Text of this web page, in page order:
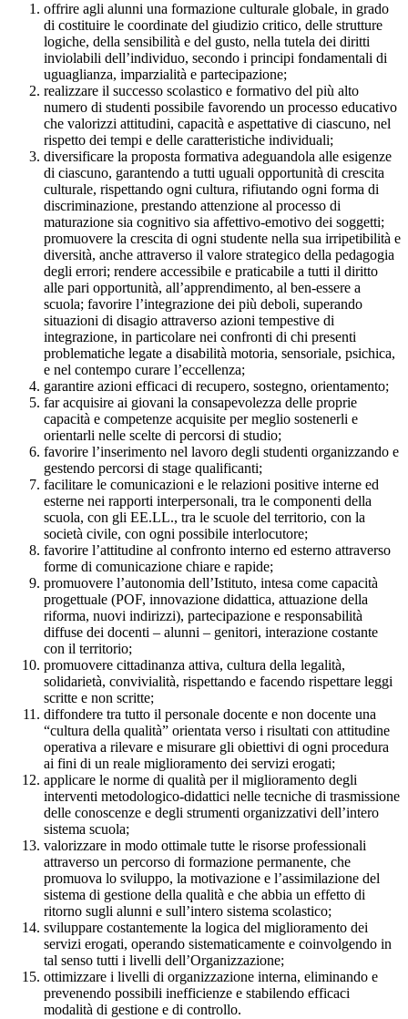
offrire agli alunni una formazione culturale globale, in grado
di costituire le coordinate del giudizio critico, delle strutture
logiche, della sensibilità e del gusto, nella tutela dei diritti
inviolabili dell’individuo, secondo i principi fondamentali di
uguaglianza, imparzialità e partecipazione;
realizzare il successo scolastico e formativo del più alto
numero di studenti possibile favorendo un processo educativo
che valorizzi attitudini, capacità e aspettative di ciascuno, nel
rispetto dei tempi e delle caratteristiche individuali;
diversificare la proposta formativa adeguandola alle esigenze
di ciascuno, garantendo a tutti uguali opportunità di crescita
culturale, rispettando ogni cultura, rifiutando ogni forma di
discriminazione, prestando attenzione al processo di
maturazione sia cognitivo sia affettivo-emotivo dei soggetti;
promuovere la crescita di ogni studente nella sua irripetibilità e
diversità, anche attraverso il valore strategico della pedagogia
degli errori; rendere accessibile e praticabile a tutti il diritto
alle pari opportunità, all’apprendimento, al ben-essere a
scuola; favorire l’integrazione dei più deboli, superando
situazioni di disagio attraverso azioni tempestive di
integrazione, in particolare nei confronti di chi presenti
problematiche legate a disabilità motoria, sensoriale, psichica,
e nel contempo curare l’eccellenza;
garantire azioni efficaci di recupero, sostegno, orientamento;
far acquisire ai giovani la consapevolezza delle proprie
capacità e competenze acquisite per meglio sostenerli e
orientarli nelle scelte di percorsi di studio;
favorire l’inserimento nel lavoro degli studenti organizzando e
gestendo percorsi di stage qualificanti;
facilitare le comunicazioni e le relazioni positive interne ed
esterne nei rapporti interpersonali, tra le componenti della
scuola, con gli EE.LL., tra le scuole del territorio, con la
società civile, con ogni possibile interlocutore;
favorire l’attitudine al confronto interno ed esterno attraverso
forme di comunicazione chiare e rapide;
promuovere l’autonomia dell’Istituto, intesa come capacità
progettuale (POF, innovazione didattica, attuazione della
riforma, nuovi indirizzi), partecipazione e responsabilità
diffuse dei docenti – alunni – genitori, interazione costante
con il territorio;
promuovere cittadinanza attiva, cultura della legalità,
solidarietà, convivialità, rispettando e facendo rispettare leggi
scritte e non scritte;
diffondere tra tutto il personale docente e non docente una
“cultura della qualità” orientata verso i risultati con attitudine
operativa a rilevare e misurare gli obiettivi di ogni procedura
ai fini di un reale miglioramento dei servizi erogati;
applicare le norme di qualità per il miglioramento degli
interventi metodologico-didattici nelle tecniche di trasmissione
delle conoscenze e degli strumenti organizzativi dell’intero
sistema scuola;
valorizzare in modo ottimale tutte le risorse professionali
attraverso un percorso di formazione permanente, che
promuova lo sviluppo, la motivazione e l’assimilazione del
sistema di gestione della qualità e che abbia un effetto di
ritorno sugli alunni e sull’intero sistema scolastico;
sviluppare costantemente la logica del miglioramento dei
servizi erogati, operando sistematicamente e coinvolgendo in
tal senso tutti i livelli dell’Organizzazione;
ottimizzare i livelli di organizzazione interna, eliminando e
prevenendo possibili inefficienze e stabilendo efficaci
modalità di gestione e di controllo.